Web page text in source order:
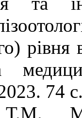
74
Т.М.